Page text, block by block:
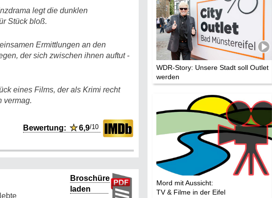
legt die dunklen
Stück bloß.
Ermittlungen an den
der sich zwischen ihnen auftut -
eines Films, der als Krimi recht
vermag.
Bewertung:★6,9/10
Broschüre
laden
WDR-Story: Unsere Stadt soll Outlet
werden
Mord mit Aussicht:
TV & Filme in der Eifel